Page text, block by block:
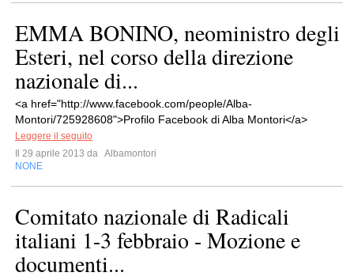
EMMA BONINO, neoministro degli
Esteri, nel corso della direzione
nazionale di...
<a href="http://www.facebook.com/people/Alba-
Montori/725928608">Profilo Facebook di Alba Montori</a>
Leggere il seguito
Il 29 aprile 2013 da Albamontori
NONE
Comitato nazionale di Radicali
italiani 1-3 febbraio - Mozione e
documenti...